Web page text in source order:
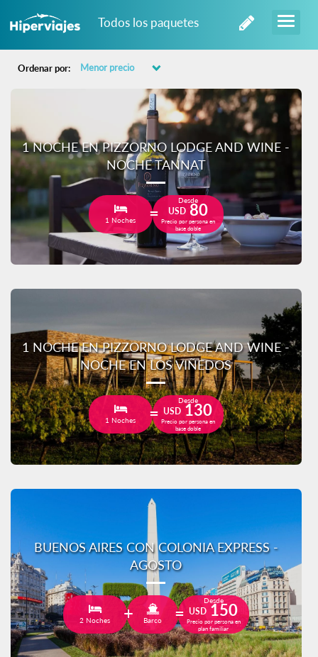
Todos los paquetes
Ordenar por:
1 NOCHE EN PIZZORNO LODGE AND WINE -
NOCHE TANNAT
1 Noches
Desde
USD80
Precio por persona en
base doble
1 NOCHE EN PIZZORNO LODGE AND WINE -
NOCHE EN LOS VIÑEDOS
1 Noches
Desde
USD 130
Precio por persona en
base doble
BUENOS AIRES CON COLONIA EXPRESS -
AGOSTO
2 Noches Barco
Desde
USD 150
Precio por persona en
plan familiar